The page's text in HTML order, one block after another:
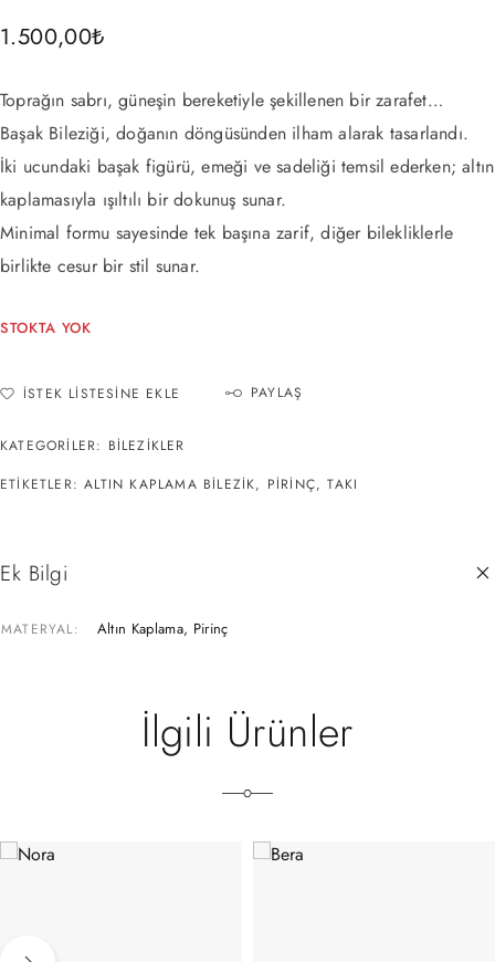
1.500,00₺
Toprağın sabrı, güneşin bereketiyle şekillenen bir zarafet…
Başak Bileziği, doğanın döngüsünden ilham alarak tasarlandı.
İki ucundaki başak figürü, emeği ve sadeliği temsil ederken; altın
kaplamasıyla ışıltılı bir dokunuş sunar.
Minimal formu sayesinde tek başına zarif, diğer bilekliklerle
birlikte cesur bir stil sunar.
STOKTA YOK
İSTEK LISTESINE EKLE PAYLAŞ
KATEGORILER: BILEZIKLER
ETIKETLER:ALTIN KAPLAMA BILEZIK, PIRINÇ,TAKI
Ek Bilgi
MATERYAL Altın Kaplama, Pirinç
İlgili Ürünler